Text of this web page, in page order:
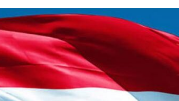
ل
ى
X
ر
ي
د
ا
إ
ل
ك
ت